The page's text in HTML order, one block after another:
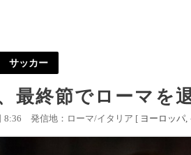
サッカー
最終節でローマを
8:36 発信地：ローマ/イタリア [ ヨーロッパ